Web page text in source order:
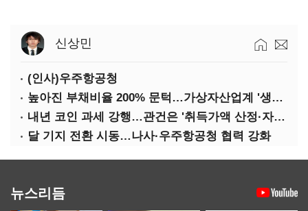
신상민
(인사)우주항공청
높아진 부채비율 200% 문턱…가상자산업계 '생존 시험대'
내년 코인 과세 강행…관건은 '취득가액 산정·자산 이동'
달 기지 전환 시동…나사·우주항공청 협력 강화
뉴스리듬